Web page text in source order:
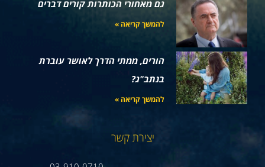
גם מאחורי הכותרות קורים דברים
להמשך קריאה »
הורים, ממתי הדרך לאושר עוברת
בנתב"ג?
להמשך קריאה »
יצירת קשר